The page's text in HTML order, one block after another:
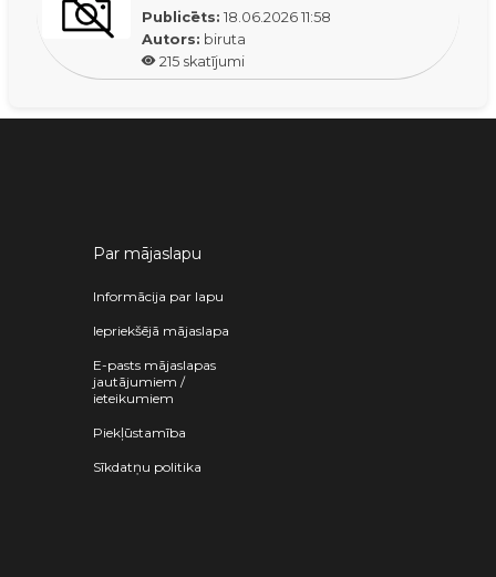
Publicēts: 18.06.2026 11:58
Autors: biruta
215 skatījumi
Par mājaslapu
Informācija par lapu
Iepriekšējā mājaslapa
E-pasts mājaslapas
jautājumiem /
ieteikumiem
Piekļūstamība
Sīkdatņu politika